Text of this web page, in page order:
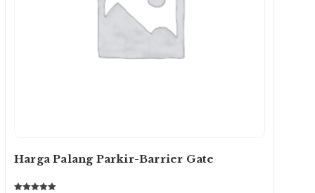
Harga Palang Parkir-Barrier Gate